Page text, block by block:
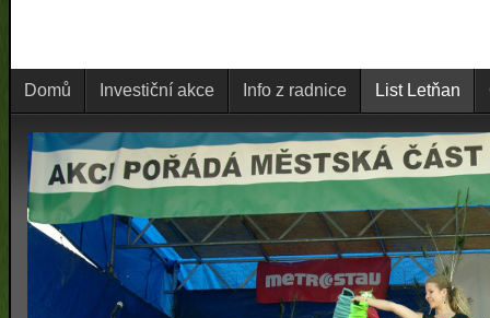
Domů Investiční akce Info z radnice List Letňan